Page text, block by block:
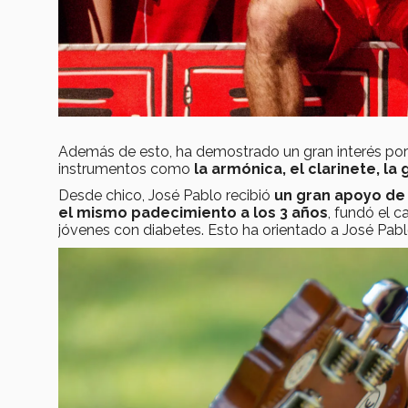
Además de esto, ha demostrado un gran interés
instrumentos como la armónica, el clarinete, la
Desde chico, José Pablo recibió un gran apoyo
el mismo padecimiento a los 3 años, fundó el
jóvenes con diabetes. Esto ha orientado a José